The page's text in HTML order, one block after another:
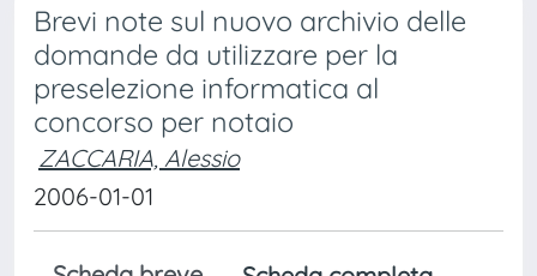
Brevi note sul nuovo archivio delle
domande da utilizzare per la
preselezione informatica al
concorso per notaio
ZACCARIA, Alessio
2006-01-01